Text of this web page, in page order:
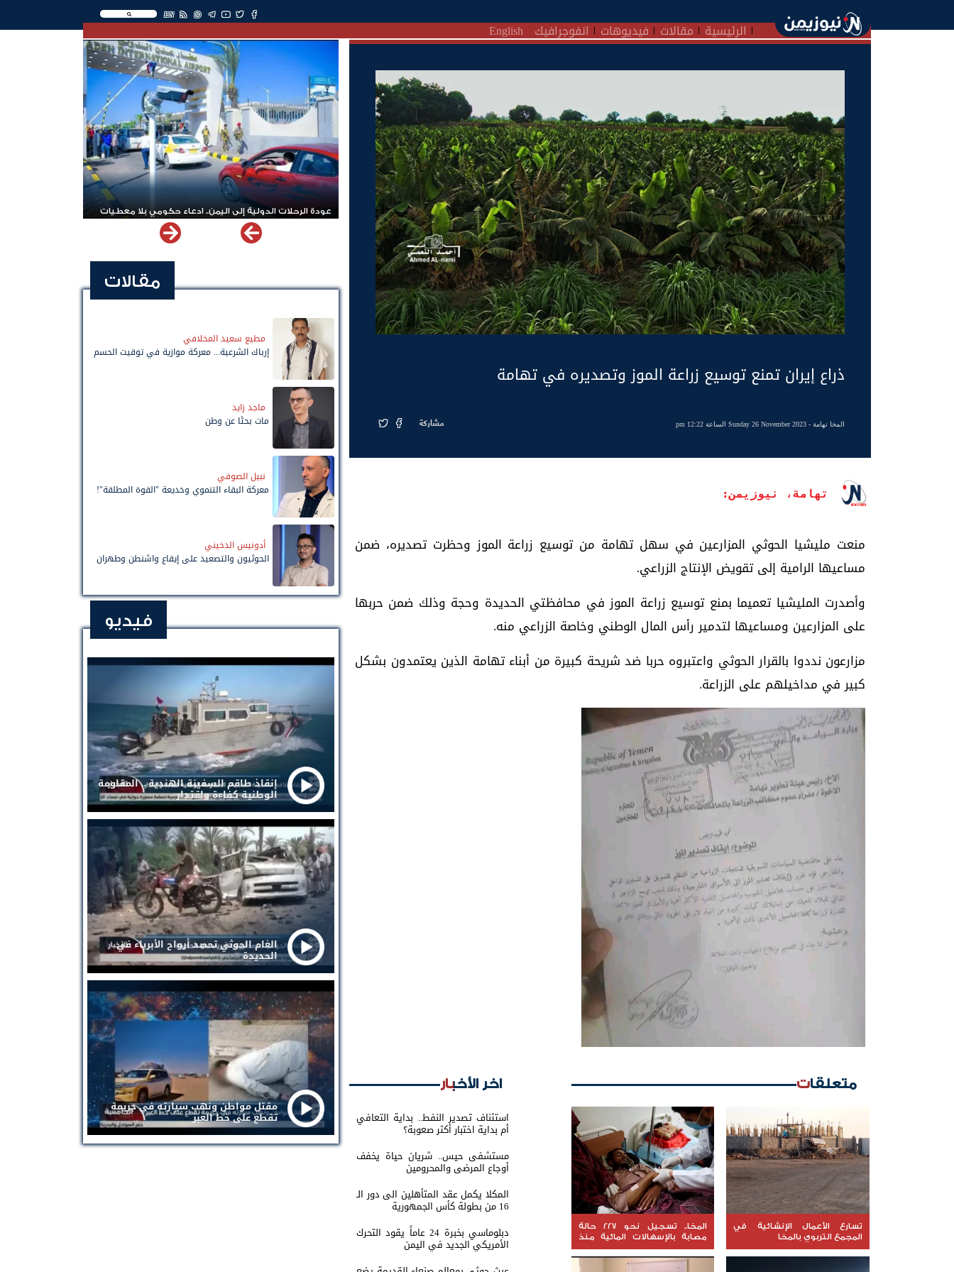
EN
الرئيسية مقالات فيديوهات انفوجرافيك English
ذراع إيران تمنع توسيع زراعة الموز وتصديره في تهامة
المخا تهامة- Sunday 26 November 2023 الساعة 12:22 pm مشاركة
تهامة، نيوزيمن:
منعت مليشيا الحوثي المزارعين في سهل تهامة من توسيع زراعة الموز وحظرت تصديره، ضمن
مساعيها الرامية إلى تقويض الإنتاج الزراعي.
وأصدرت المليشيا تعميما بمنع توسيع زراعة الموز في محافظتي الحديدة وحجة وذلك ضمن حربها
على المزارعين ومساعيها لتدمير رأس المال الوطني وخاصة الزراعي منه.
مزارعون نددوا بالقرار الحوثي واعتبروه حربا ضد شريحة كبيرة من أبناء تهامة الذين يعتمدون بشكل
كبير في مداخيلهم على الزراعة.
متعلقات
تسارع الأعمال الإنشائية في
المجمع التربوي بالمخا
المخا.. تسجيل نحو 227 حالة
مصابة بالإسهالات المائية منذ
بداية أبريل
اخر الأخبار
استئناف تصدير النفط.. بداية التعافي
أم بداية اختبار أكثر صعوبة؟
مستشفى حيس.. شريان حياة يخفف
أوجاع المرضى والمحرومين
المكلا يكمل عقد المتأهلين الى دور الـ
16 من بطولة كأس الجمهورية
دبلوماسي بخبرة 24 عاماً يقود التحرك
الأمريكي الجديد في اليمن
عودة الرحلات الدولية إلى اليمن.. ادعاء حكومي بلا معطيات
مقالات
مطيع سعيد المخلافي
إرباك الشرعية... معركة موازية في توقيت الحسم
ماجد زايد
مات بحثًا عن وطن
نبيل الصوفي
معركة البقاء التنموي وخديعة "القوة المطلقة"!
أدونيس الدخيني
الحوثيون والتصعيد على إيقاع واشنطن وطهران
فيديو
إنقاذ طاقم السفينة الهندية .. المقاومة
الوطنية كفاءة واقتدار
الغام الحوثي تحصد أرواح الأبرياء في
الحديدة
مقتل مواطن ونهب سيارته في جريمة
تقطع على خط العبر